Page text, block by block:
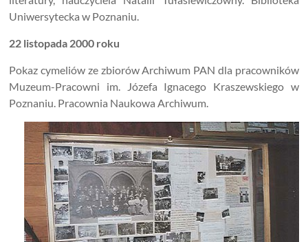
Uniwersytecka w Poznaniu.
22 listopada 2000 roku
Pokaz cymeliów ze zbiorów Archiwum PAN dla pracowników
Muzeum-Pracowni im. Józefa Ignacego Kraszewskiego w
Poznaniu. Pracownia Naukowa Archiwum.